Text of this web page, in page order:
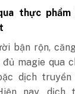
thực
bận rộn,
magie qua
dịch